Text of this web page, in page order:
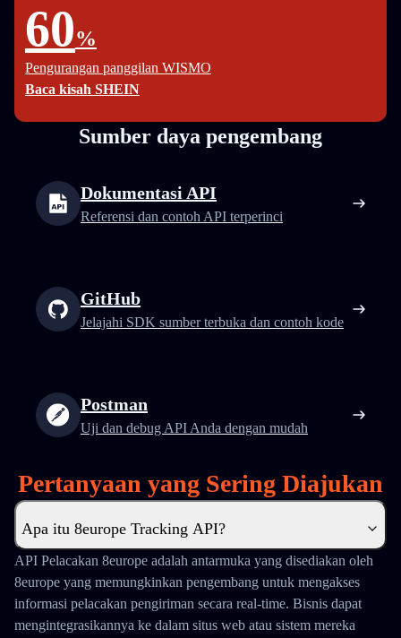
60%
Pengurangan panggilan WISMO
Baca kisah SHEIN
Sumber daya pengembang
Dokumentasi API
Referensi dan contoh API terperinci
GitHub
Jelajahi SDK sumber terbuka dan contoh kode
Postman
Uji dan debug API Anda dengan mudah
Pertanyaan yang Sering Diajukan
Apa itu 8europe Tracking API?
API Pelacakan 8europe adalah antarmuka yang disediakan oleh
8europe yang memungkinkan pengembang untuk mengakses
informasi pelacakan pengiriman secara real-time. Bisnis dapat
mengintegrasikannya ke dalam situs web atau sistem mereka